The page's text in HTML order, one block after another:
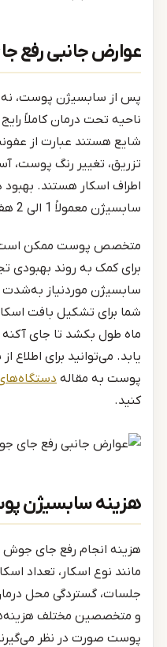
عوارض جانبی رفع
پس از سابسیژن پوست،
ناحیه تحت درمان کاملاً
شایع هستند عبارت از
تزریق، تغییر رنگ پوست،
اطراف اسکار هستند. بهبود
سابسیژن معمولاً 1 الی 2 هفته طول می‌کشد.
متخصص پوست ممکن است
برای کمک به روند بهبودی
سابسیژن موردنیاز به‌شدت
شما برای تشکیل بافت
ماه طول بکشد تا جای
یابد. می‌توانید برای
پوست به مقاله
کنید.
هزینه سابسیژن
هزینه انجام رفع جای
مانند نوع اسکار، تعداد
جلسات، گستردگی محل
و متخصصین مختلف
پوست صورت در نظر